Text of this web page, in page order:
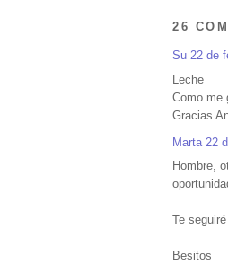
26
Su 22 de
Leche
Como me
Gracias
Marta 22
Hombre,
Te
Besitos